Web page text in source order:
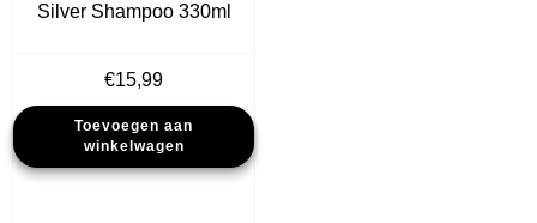
Silver Shampoo 330ml
€15,99
Toevoegen aan
winkelwagen